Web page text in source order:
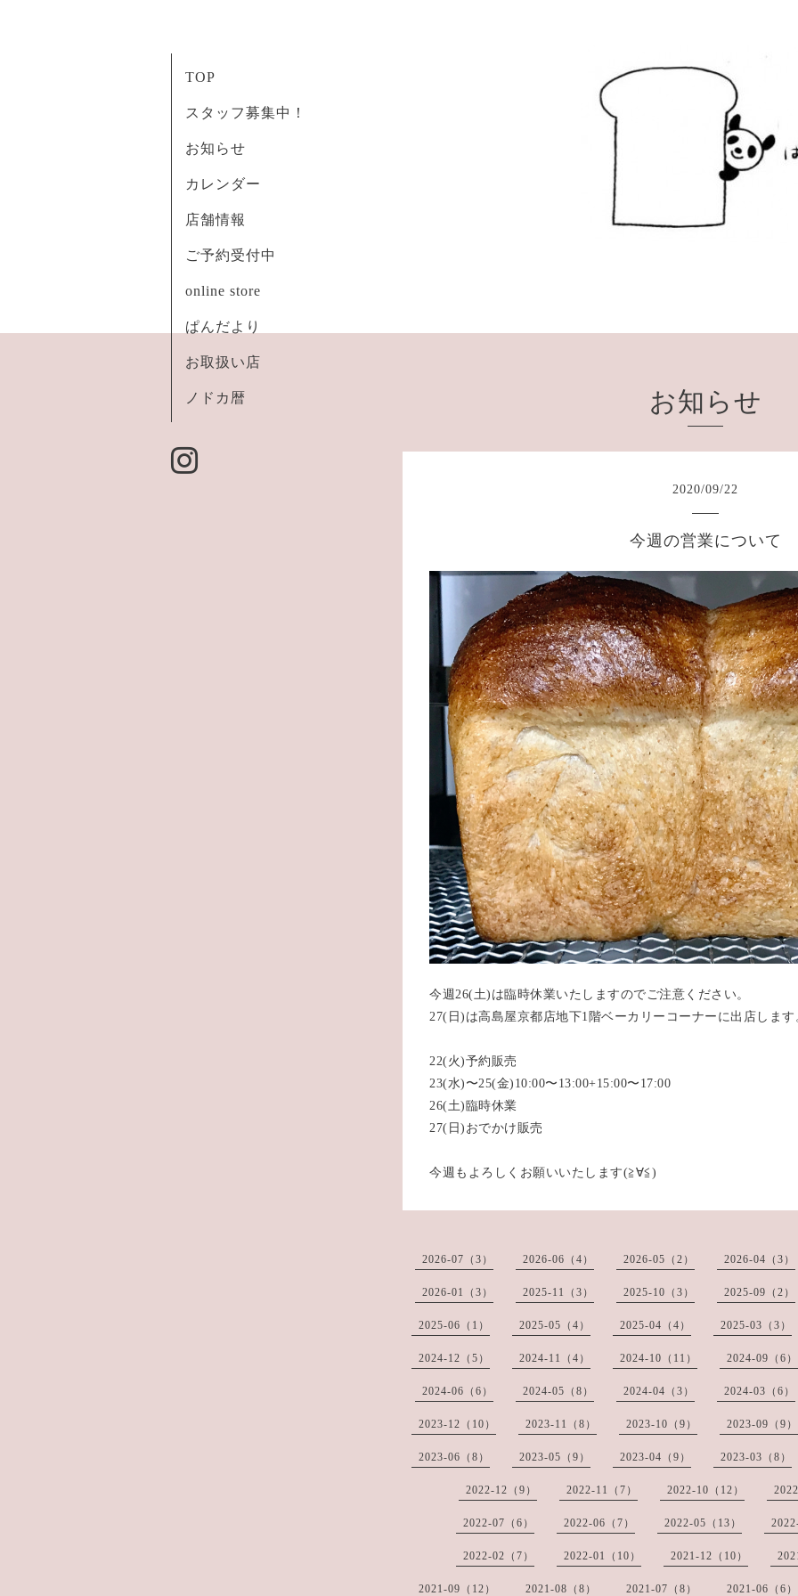
TOP
スタッフ募集中！
お知らせ
カレンダー
店舗情報
ご予約受付中
online store
ぱんだより
お取扱い店
ノドカ暦 お知らせ
2020/09/22
今週の営業について
今週26(土)は臨時休業いたしますのでご注意ください。
27(日)は高島屋京都店地下1階ベーカリーコーナーに出店します
22(火)予約販売
23(水)〜25(金)10:00〜13:00+15:00〜17:00
26(土)臨時休業
27(日)おでかけ販売
今週もよろしくお願いいたします(≧∀≦)
2026-07（3） 2026-06（4） 2026-05（2） 2026-04（3）
2026-01（3） 2025-11（3） 2025-10（3） 2025-09（2）
2025-06（1） 2025-05（4） 2025-04（4） 2025-03（3）
2024-12（5） 2024-11（4） 2024-10（11） 2024-09（6）
2024-06（6） 2024-05（8） 2024-04（3） 2024-03（6）
2023-12（10） 2023-11（8） 2023-10（9） 2023-09（9）
2023-06（8） 2023-05（9） 2023-04（9） 2023-03（8）
2022-12（9） 2022-11（7） 2022-10（12）
2022-07（6） 2022-06（7） 2022-05（13）
2022-02（7） 2022-01（10） 2021-12（10）
2021-09（12） 2021-08（8） 2021-07（8） 2021-06（6）